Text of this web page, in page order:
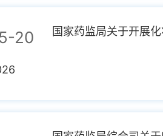
20 国家药监局关于开展